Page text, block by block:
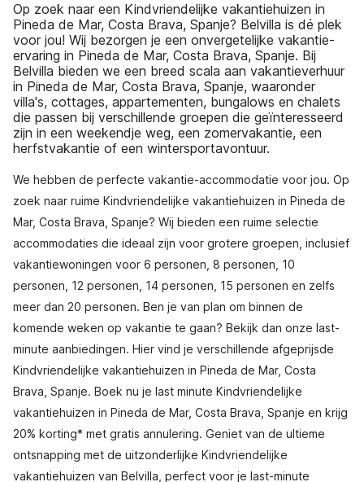
Op zoek naar een Kindvriendelijke vakantiehuizen in
Pineda de Mar, Costa Brava, Spanje? Belvilla is dé plek
voor jou! Wij bezorgen je een onvergetelijke vakantie-
ervaring in Pineda de Mar, Costa Brava, Spanje. Bij
Belvilla bieden we een breed scala aan vakantieverhuur
in Pineda de Mar, Costa Brava, Spanje, waaronder
villa's, cottages, appartementen, bungalows en chalets
die passen bij verschillende groepen die geïnteresseerd
zijn in een weekendje weg, een zomervakantie, een
herfstvakantie of een wintersportavontuur.
We hebben de perfecte vakantie-accommodatie voor jou. Op
zoek naar ruime Kindvriendelijke vakantiehuizen in Pineda de
Mar, Costa Brava, Spanje? Wij bieden een ruime selectie
accommodaties die ideaal zijn voor grotere groepen, inclusief
vakantiewoningen voor 6 personen, 8 personen, 10
personen, 12 personen, 14 personen, 15 personen en zelfs
meer dan 20 personen. Ben je van plan om binnen de
komende weken op vakantie te gaan? Bekijk dan onze last-
minute aanbiedingen. Hier vind je verschillende afgeprijsde
Kindvriendelijke vakantiehuizen in Pineda de Mar, Costa
Brava, Spanje. Boek nu je last minute Kindvriendelijke
vakantiehuizen in Pineda de Mar, Costa Brava, Spanje en krijg
20% korting* met gratis annulering. Geniet van de ultieme
ontsnapping met de uitzonderlijke Kindvriendelijke
vakantiehuizen van Belvilla, perfect voor je last-minute